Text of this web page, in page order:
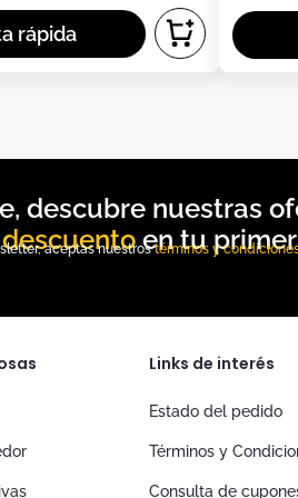
aceptas nuestrostérminos y
Links de interés
Estado del pedido
Términos y
Consulta de